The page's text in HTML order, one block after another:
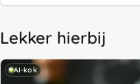
Lekker hierbij
AI-kok